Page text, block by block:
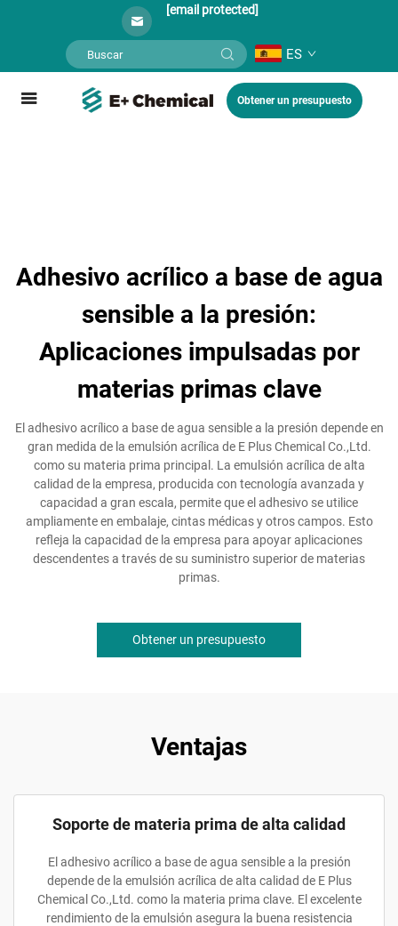
[email protected]
ES
Obtener un presupuesto
Adhesivo acrílico a base de agua
sensible a la presión:
Aplicaciones impulsadas por
materias primas clave
El adhesivo acrílico a base de agua sensible a la presión depende en
gran medida de la emulsión acrílica de E Plus Chemical Co.,Ltd.
como su materia prima principal. La emulsión acrílica de alta
calidad de la empresa, producida con tecnología avanzada y
capacidad a gran escala, permite que el adhesivo se utilice
ampliamente en embalaje, cintas médicas y otros campos. Esto
refleja la capacidad de la empresa para apoyar aplicaciones
descendentes a través de su suministro superior de materias
primas.
Obtener un presupuesto
Ventajas
Soporte de materia prima de alta calidad
El adhesivo acrílico a base de agua sensible a la presión
depende de la emulsión acrílica de alta calidad de E Plus
Chemical Co.,Ltd. como la materia prima clave. El excelente
rendimiento de la emulsión asegura la buena resistencia